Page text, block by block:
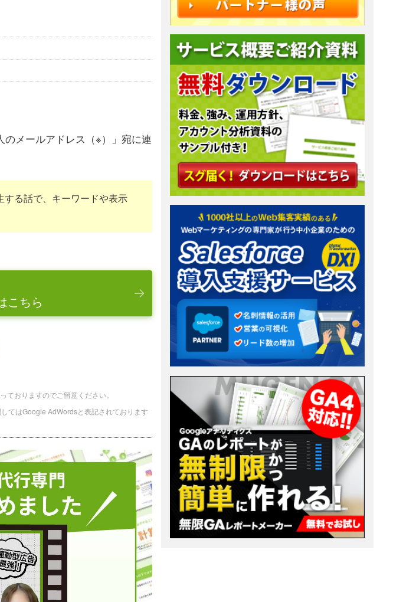
メールアドレス（※）」宛に連
る話で、キーワードや表示
こちら
おりますのでご留意ください。
てはGoogle AdWordsと表記されております